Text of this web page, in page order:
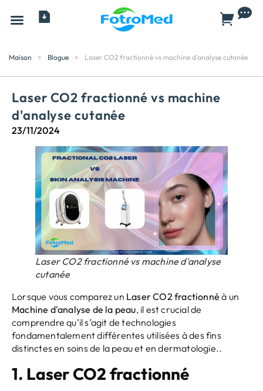
Maison > Blogue > Laser CO2 fractionné vs machine d'analyse cutanée
Laser CO2 fractionné vs machine
d'analyse cutanée
23/11/2024
Laser CO2 fractionné vs machine d'analyse
cutanée
Lorsque vous comparez un Laser CO2 fractionné à un
Machine d'analyse de la peau, il est crucial de
comprendre qu’il s’agit de technologies
fondamentalement différentes utilisées à des fins
distinctes en soins de la peau et en dermatologie..
1. Laser CO2 fractionné